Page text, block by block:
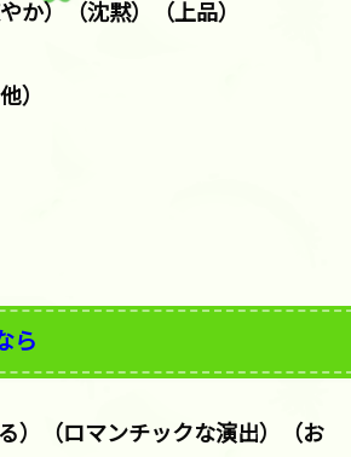
か）（沈黙）（上品）
）
ら
）（ロマンチックな演出）（お